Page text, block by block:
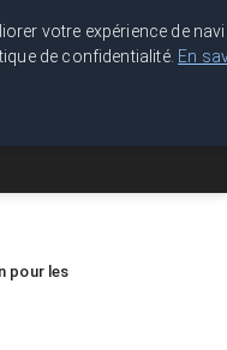
pour les moteurs de
votre expérience de
de confidentialité. En